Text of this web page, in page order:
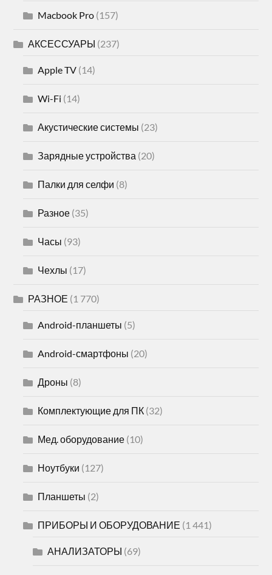
Macbook Pro (157)
АКСЕССУАРЫ (237)
Apple TV (14)
Wi-Fi (14)
Акустические системы (23)
Зарядные устройства (20)
Палки для селфи (8)
Разное (35)
Часы (93)
Чехлы (17)
РАЗНОЕ (1 770)
Android-планшеты (5)
Android-смартфоны (20)
Дроны (8)
Комплектующие для ПК (32)
Мед. оборудование (10)
Ноутбуки (127)
Планшеты (2)
ПРИБОРЫ И ОБОРУДОВАНИЕ (1 441)
АНАЛИЗАТОРЫ (69)